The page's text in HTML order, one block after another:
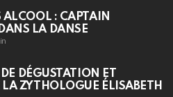
: CAPTAIN
LA DANSE
DÉGUSTATION ET
LA ZYTHOLOGUE ÉLISABETH